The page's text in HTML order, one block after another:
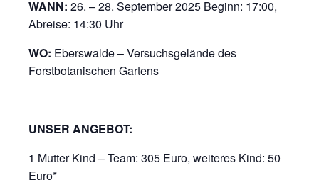
WANN: 26. – 28. September 2025 Beginn: 17:00,
Abreise: 14:30 Uhr
WO: Eberswalde – Versuchsgelände des
Forstbotanischen Gartens
UNSER ANGEBOT:
1 Mutter Kind – Team: 305 Euro, weiteres Kind: 50
Euro*